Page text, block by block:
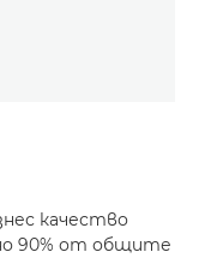
качество
90% от общите